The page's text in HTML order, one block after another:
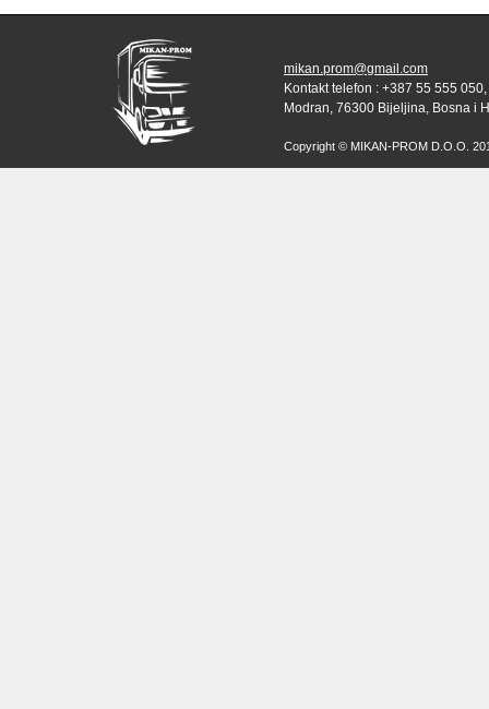
mikan.prom@gmail.com
Kontakt telefon : +387 55 555
Modran, 76300 Bijeljina, Bosna i
Copyright © MIKAN-PROM D.O.O.